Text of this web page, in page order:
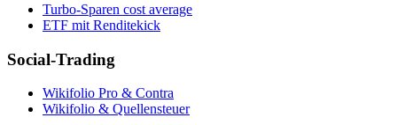
Turbo-Sparen cost average
ETF mit Renditekick
Social-Trading
Wikifolio Pro & Contra
Wikifolio & Quellensteuer